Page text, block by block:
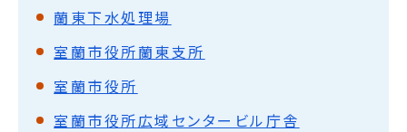
蘭東下水処理場
室蘭市役所蘭東支所
室蘭市役所
室蘭市役所広域センタービル庁舎